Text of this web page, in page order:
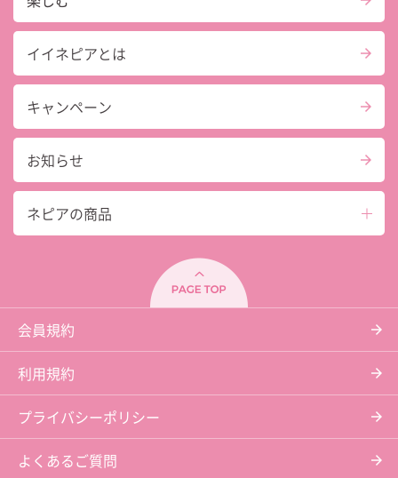
イイネピアとは
キャンペーン
お知らせ
ネピアの商品
会員規約
利用規約
プライバシーポリシー
よくあるご質問